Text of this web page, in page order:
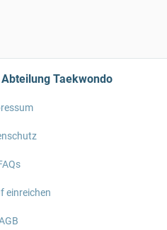
Abteilung Taekwondo
einreichen